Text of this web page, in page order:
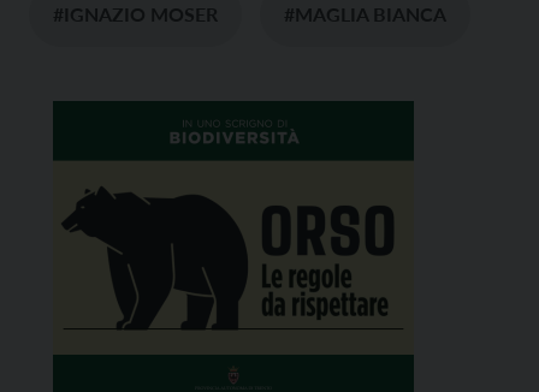
#IGNAZIO MOSER #MAGLIA BIANCA